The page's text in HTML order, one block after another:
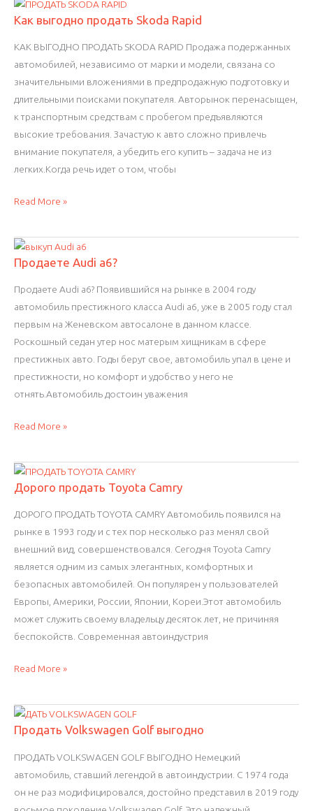
FH
Как выгодно продать Skoda Rapid
КАК ВЫГОДНО ПРОДАТЬ SKODA RAPID Продажа подержанных
автомобилей, независимо от марки и модели, связана со
значительными вложениями в предпродажную подготовку и
длительными поисками покупателя. Авторынок перенасыщен,
к транспортным средствам с пробегом предъявляются
высокие требования. Зачастую к авто сложно привлечь
внимание покупателя, а убедить его купить – задача не из
легких.Когда речь идет о том, чтобы
Как
продать
Skoda
Rapid
Read More »
Продаете Audi a6?
Продаете Audi a6? Появившийся на рынке в 2004 году
автомобиль престижного класса Audi a6, уже в 2005 году стал
первым на Женевском автосалоне в данном классе.
Роскошный седан утер нос матерым хищникам в сфере
престижных авто. Годы берут свое, автомобиль упал в цене и
престижности, но комфорт и удобство у него не
отнять.Автомобиль достоин уважения
Продаете
a6?
Read More »
Дорого продать Toyota Camry
ДОРОГО ПРОДАТЬ TOYOTA CAMRY Автомобиль появился на
рынке в 1993 году и с тех пор несколько раз менял свой
внешний вид, совершенствовался. Сегодня Toyota Camry
является одним из самых элегантных, комфортных и
безопасных автомобилей. Он популярен у пользователей
Европы, Америки, России, Японии, Кореи.Этот автомобиль
может служить своему владельцу десяток лет, не причиняя
беспокойств. Современная автоиндустрия
Дорого
Toyota
Camry
Read More »
Продать Volkswagen Golf выгодно
ПРОДАТЬ VOLKSWAGEN GOLF ВЫГОДНО Немецкий
автомобиль, ставший легендой в автоиндустрии. С 1974 года
он не раз модифицировался, достойно представил в 2019 году